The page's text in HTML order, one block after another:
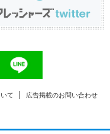
て 広告掲載のお問い合わせ